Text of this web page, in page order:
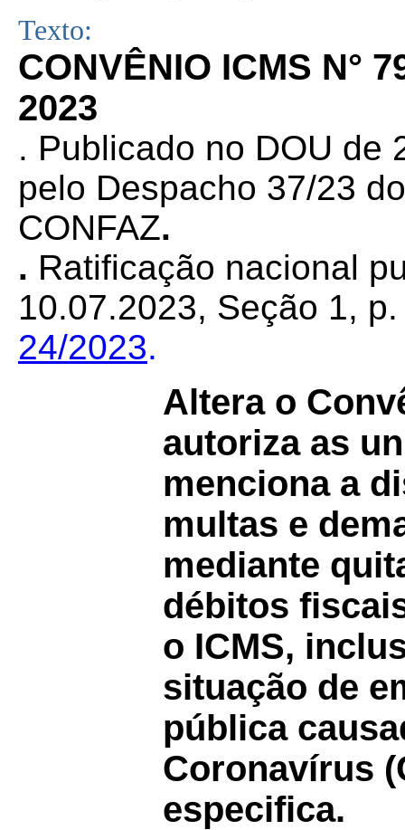
Texto:
CONVÊNIO ICMS N°
2023
. Publicado no DOU de
pelo Despacho 37/23
CONFAZ.
. Ratificação nacional
10.07.2023, Seção 1,
24/2023.
Altera o
autoriza as
menciona a
multas e
mediante
débitos
o ICMS,
situação de
pública
Coronavírus
especifica.